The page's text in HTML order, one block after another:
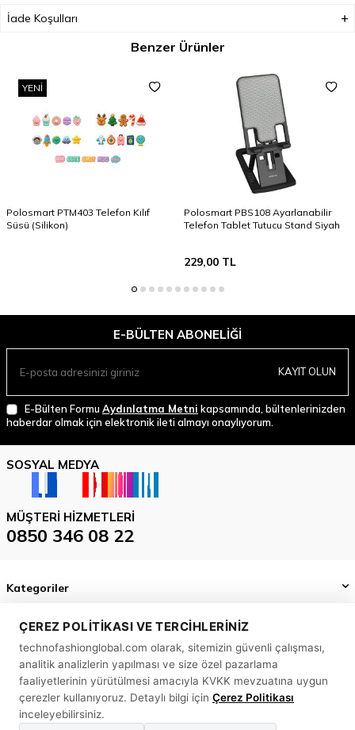
ÇEREZ POLITIKASI VE TERCIHLERINIZ
technofashionglobal.com olarak, sitemizin güvenli çalışması,
analitik analizlerin yapılması ve size özel pazarlama
faaliyetlerinin yürütülmesi amacıyla KVKK mevzuatına uygun
çerezler kullanıyoruz. Detaylı bilgi için Çerez Politikası
inceleyebilirsiniz.
İade Koşulları
Benzer Ürünler
YENI
Polosmart PTM403 Telefon Kılıf
Süsü (Silikon)
Polosmart PBS108 Ayarlanabilir
Telefon Tablet Tutucu Stand Siyah
229,00TL
E-BÜLTEN ABONELIĞI
KAYIT OLUN
E-Bülten Formu Aydınlatma Metni kapsamında, bültenlerinizden
haberdar olmak için elektronik ileti almayı onaylıyorum.
SOSYAL MEDYA
MÜŞTERI HIZMETLERI
0850 346 08 22
Kategoriler
Önemli Bilgiler
Hızlı Erişim
MASLAK MAH. BİLİM SK. SUN PLAZA NO: 5 A İÇ KAPI NO: 58
SARIYER/ İSTANBUL
0850 346 08 22